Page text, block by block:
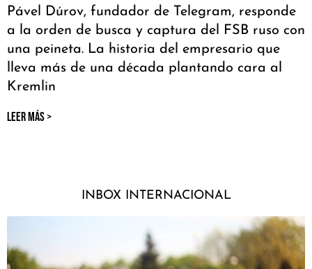
Pável Dúrov, fundador de Telegram, responde
a la orden de busca y captura del FSB ruso con
una peineta. La historia del empresario que
lleva más de una década plantando cara al
Kremlin
LEER MÁS >
INBOX INTERNACIONAL